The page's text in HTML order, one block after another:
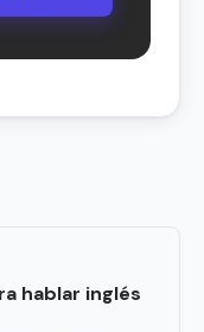
hablar inglés